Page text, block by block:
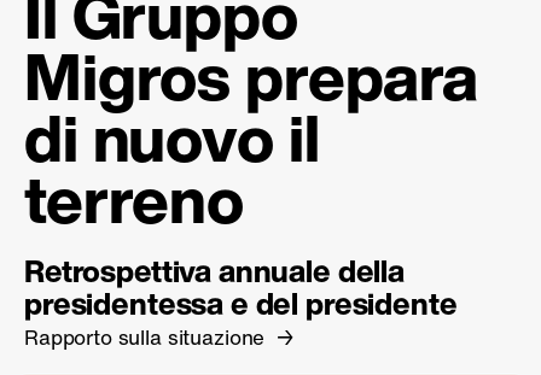
Migros prepara
di nuovo il
terreno
Retrospettiva annuale della
presidentessa e del presidente
Rapporto sulla situazione